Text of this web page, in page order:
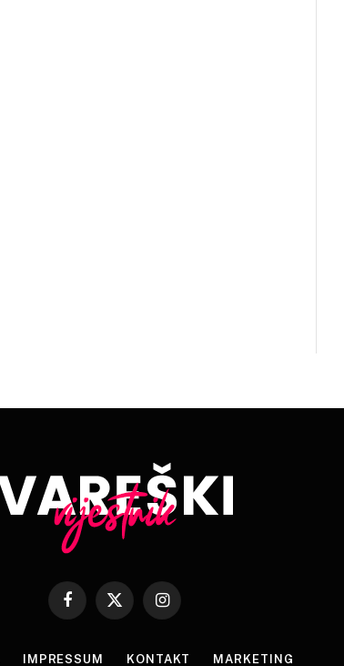
Facebook
X
Instagram
IMPRESSUM KONTAKT MARKETING